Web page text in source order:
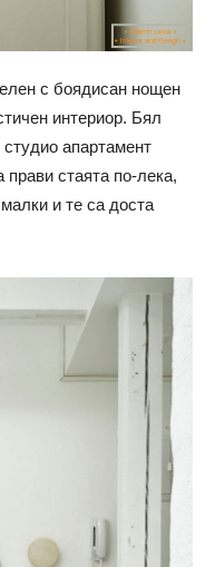
с боядисан нощен
интериор. Бял
апартамент
прави стаята по-лека,
и те са доста